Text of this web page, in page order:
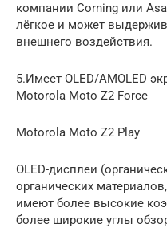
компании Corning или
лёгкое и может
внешнего воздействия.
5.Имеет OLED/AMOLED
Motorola Moto Z2 Force
Motorola Moto Z2 Play
OLED-дисплеи
органических
имеют более высокие
более широкие углы